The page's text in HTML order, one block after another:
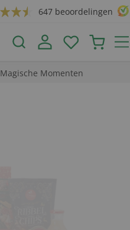
647 beoordelingen
Magische Momenten